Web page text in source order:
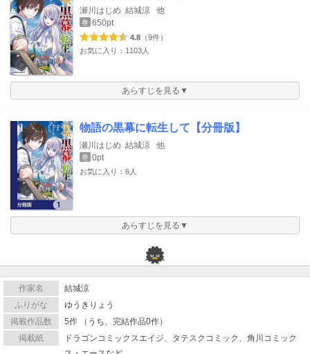
瀬川はじめ 結城涼 他
巻 650pt
4.8 （9件）
お気に入り：1103人
あらすじを見る▼
物語の黒幕に転生して【分冊版】
瀬川はじめ 結城涼 他
巻 0pt
お気に入り：6人
あらすじを見る▼
作家名
結城涼
ふりがな
ゆうきりょう
掲載作品数
5作 （うち、完結作品0作）
掲載紙
ドラゴンコミックスエイジ、タテスクコミック、角川コミック